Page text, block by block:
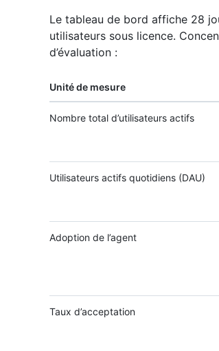
Le tableau de bord affiche 28
utilisateurs sous licence.
d’évaluation :
Unité de mesure
Nombre total d’utilisateurs actifs
Utilisateurs actifs quotidiens (DAU)
Adoption de l’agent
Taux d’acceptation